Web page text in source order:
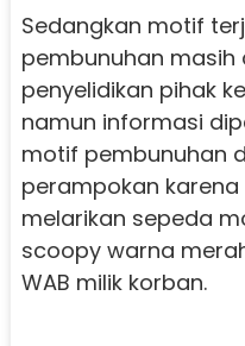
Sedangkan motif
pembunuhan masih
penyelidikan pihak
namun informasi
motif pembunuhan
perampokan
melarikan sepeda
scoopy warna
WAB milik korban.